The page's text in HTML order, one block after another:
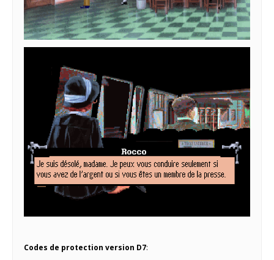
Codes de protection version D7: